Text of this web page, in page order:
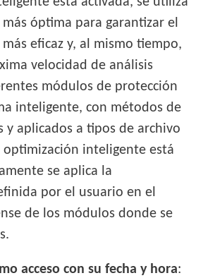
óptima para garantizar el
eficaz y, al mismo tiempo,
velocidad de análisis
módulos de protección
inteligente, con métodos de
y aplicados a tipos de archivo
optimización inteligente está
se aplica la
por el usuario en el
de los módulos donde se
acceso con su fecha y hora: